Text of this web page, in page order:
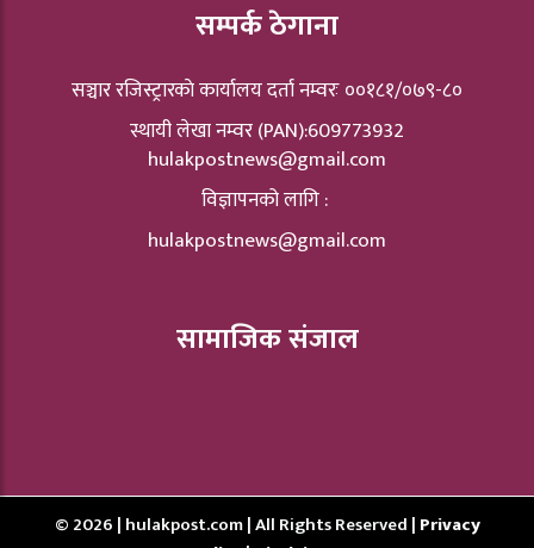
सम्पर्क ठेगाना
सञ्चार रजिस्ट्रारकाे कार्यालय दर्ता नम्वरः ००१८१/०७९-८०
स्थायी लेखा नम्वर (PAN):609773932
hulakpostnews@gmail.com
विज्ञापनको लागि :
hulakpostnews@gmail.com
सामाजिक संजाल
© 2026 | hulakpost.com | All Rights Reserved | Privacy